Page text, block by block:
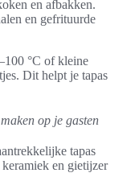
en afbakken.
en gefrituurde
°C of kleine
Dit helpt je tapas
op je gasten
tapas
en gietijzer